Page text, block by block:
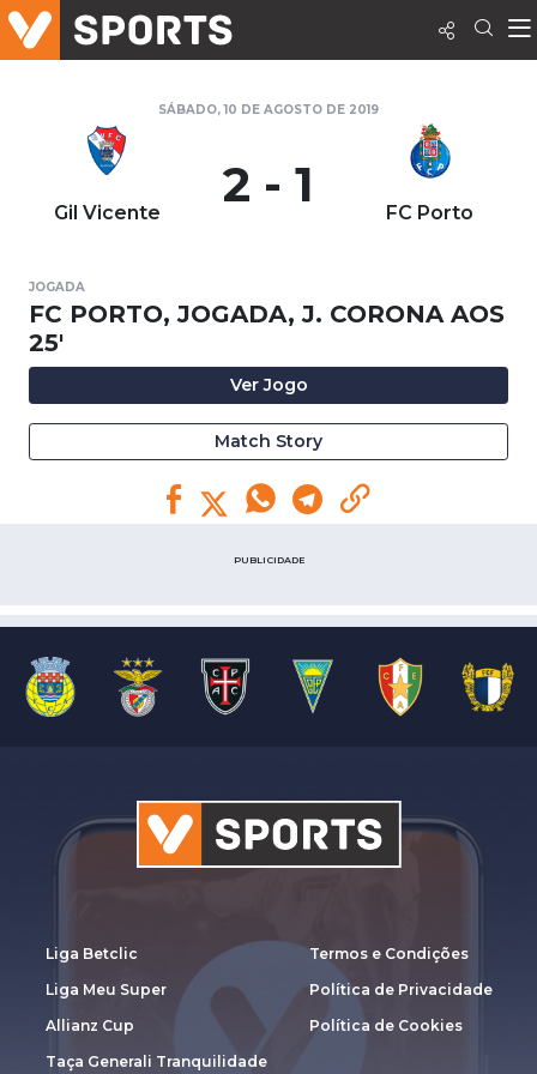
SÁBADO, 10 DE AGOSTO DE 2019
Gil Vicente 2 - 1 FC Porto
JOGADA
FC PORTO, JOGADA, J. CORONA AOS
25'
Ver Jogo
Match Story
PUBLICIDADE
Liga Betclic
Liga Meu Super
Allianz Cup
Taça Generali Tranquilidade
Termos e Condições
Política de Privacidade
Política de Cookies